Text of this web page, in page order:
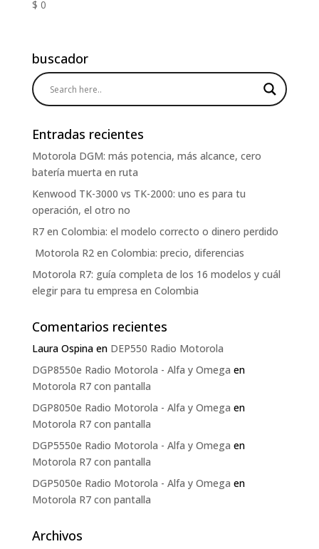
$ 0
buscador
Entradas recientes
Motorola DGM: más potencia, más alcance, cero
batería muerta en ruta
Kenwood TK-3000 vs TK-2000: uno es para tu
operación, el otro no
R7 en Colombia: el modelo correcto o dinero perdido
Motorola R2 en Colombia: precio, diferencias
Motorola R7: guía completa de los 16 modelos y cuál
elegir para tu empresa en Colombia
Comentarios recientes
Laura Ospinaen DEP550 Radio Motorola
DGP8550e Radio Motorola - Alfa y Omega en
Motorola R7 con pantalla
DGP8050e Radio Motorola - Alfa y Omega en
Motorola R7 con pantalla
DGP5550e Radio Motorola - Alfa y Omega en
Motorola R7 con pantalla
DGP5050e Radio Motorola - Alfa y Omega en
Motorola R7 con pantalla
Archivos